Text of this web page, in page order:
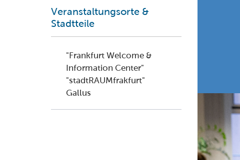
Veranstaltungsorte &
Stadtteile
"Frankfurt Welcome &
Information Center"
"stadtRAUMfrakfurt"
Gallus